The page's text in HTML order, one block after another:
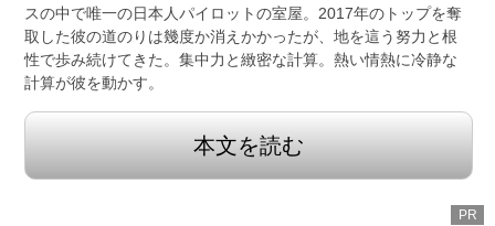
スの中で唯一の日本人パイロットの室屋。2017年のトップを奪
取した彼の道のりは幾度か消えかかったが、地を這う努力と根
性で歩み続けてきた。集中力と緻密な計算。熱い情熱に冷静な
計算が彼を動かす。
本文を読む
PR